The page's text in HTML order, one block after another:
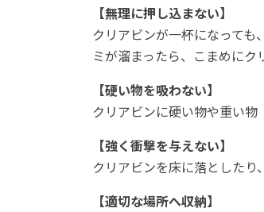
【無理に押し込まない】
クリアビンが一杯になって
ミが溜まったら、こまめにク
【硬い物を吸わない】
クリアビンに硬い物や重い物
【強く衝撃を与えない】
クリアビンを床に落としたり
【適切な場所へ収納】